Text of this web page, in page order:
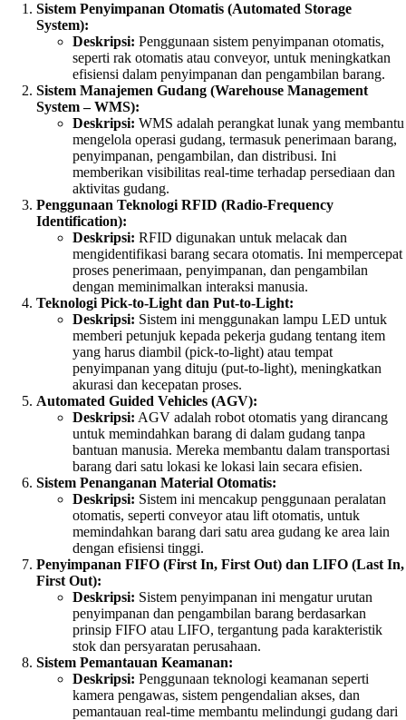
Sistem Penyimpanan Otomatis (Automated Storage
System):
Deskripsi: Penggunaan sistem penyimpanan otomatis,
seperti rak otomatis atau conveyor, untuk meningkatkan
efisiensi dalam penyimpanan dan pengambilan barang.
Sistem Manajemen Gudang (Warehouse Management
System – WMS):
Deskripsi: WMS adalah perangkat lunak yang membantu
mengelola operasi gudang, termasuk penerimaan barang,
penyimpanan, pengambilan, dan distribusi. Ini
memberikan visibilitas real-time terhadap persediaan dan
aktivitas gudang.
Penggunaan Teknologi RFID (Radio-Frequency
Identification):
Deskripsi: RFID digunakan untuk melacak dan
mengidentifikasi barang secara otomatis. Ini mempercepat
proses penerimaan, penyimpanan, dan pengambilan
dengan meminimalkan interaksi manusia.
Teknologi Pick-to-Light dan Put-to-Light:
Deskripsi: Sistem ini menggunakan lampu LED untuk
memberi petunjuk kepada pekerja gudang tentang item
yang harus diambil (pick-to-light) atau tempat
penyimpanan yang dituju (put-to-light), meningkatkan
akurasi dan kecepatan proses.
Automated Guided Vehicles (AGV):
Deskripsi: AGV adalah robot otomatis yang dirancang
untuk memindahkan barang di dalam gudang tanpa
bantuan manusia. Mereka membantu dalam transportasi
barang dari satu lokasi ke lokasi lain secara efisien.
Sistem Penanganan Material Otomatis:
Deskripsi: Sistem ini mencakup penggunaan peralatan
otomatis, seperti conveyor atau lift otomatis, untuk
memindahkan barang dari satu area gudang ke area lain
dengan efisiensi tinggi.
Penyimpanan FIFO (First In, First Out) dan LIFO (Last In,
First Out):
Deskripsi: Sistem penyimpanan ini mengatur urutan
penyimpanan dan pengambilan barang berdasarkan
prinsip FIFO atau LIFO, tergantung pada karakteristik
stok dan persyaratan perusahaan.
Sistem Pemantauan Keamanan:
Deskripsi: Penggunaan teknologi keamanan seperti
kamera pengawas, sistem pengendalian akses, dan
pemantauan real-time membantu melindungi gudang dari